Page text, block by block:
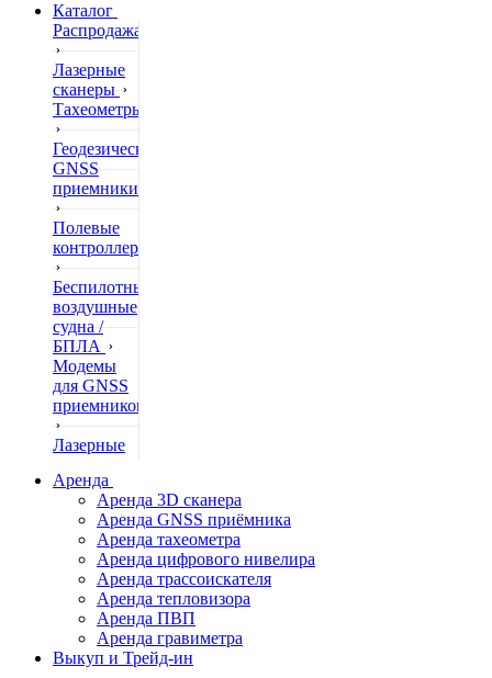
Каталог
Распродажа
Лазерные
сканеры
Тахеометры
Геодезические
GNSS
приемники
Полевые
контроллеры
Беспилотные
воздушные
судна /
БПЛА
Модемы
для GNSS
приемников
Лазерные
Нивелиры
Теодолиты
Трассоискатели
Неразрушающий
контроль
Аксессуары
Аренда
Аренда 3D сканера
Аренда GNSS приёмника
Аренда тахеометра
Аренда цифрового нивелира
Аренда трассоискателя
Аренда тепловизора
Аренда ПВП
Аренда гравиметра
Выкуп и Трейд-ин